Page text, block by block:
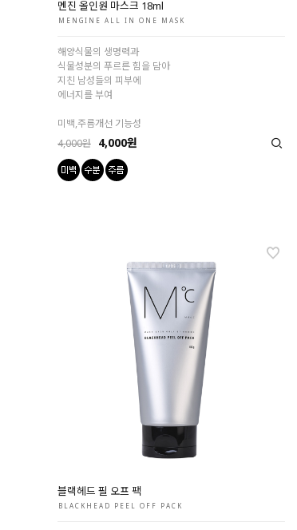
멘진 올인원 마스크 18ml
MENGINE ALL IN ONE MASK
해양식물의 생명력과
식물성분의 푸르른 힘을 담아
지친 남성들의 피부에
에너지를 부여
미백,주름개선 기능성
4,000원 4,000원
블랙헤드 필 오프 팩
BLACKHEAD PEEL OFF PACK